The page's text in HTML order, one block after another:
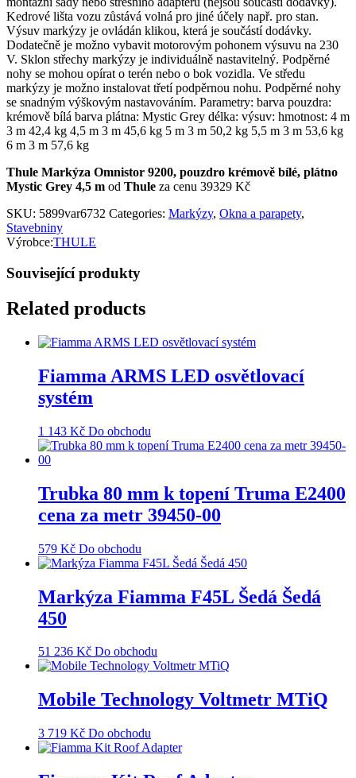
Kedrové lišta vozu zůstává volná pro jiné účely např. pro stan.
Výsuv markýzy je ovládán klikou, která je součástí dodávky.
Dodatečně je možno vybavit motorovým pohonem výsuvu na 230
V. Sklon střechy markýzy je individuálně nastavitelný. Podpěrné
nohy se mohou opírat o terén nebo o bok vozidla. Ve středu
markýzy je možno instalovat třetí podpěrnou nohu. Podpěrné nohy
se snadným výškovým nastavováním. Parametry: barva pouzdra:
krémově bílá barva plátna: Mystic Grey délka: výsuv: hmotnost: 4 m
3 m 42,4 kg 4,5 m 3 m 45,6 kg 5 m 3 m 50,2 kg 5,5 m 3 m 53,6 kg
6 m 3 m 57,6 kg
Thule Markýza Omnistor 9200, pouzdro krémově bílé, plátno
Mystic Grey 4,5 m od Thule za cenu 39329 Kč
SKU: 5899var6732 Categories: Markýzy, Okna a parapety,
Stavebniny
Výrobce:THULE
Související produkty
Related products
Fiamma ARMS LED osvětlovací
systém
1 143 Kč Do obchodu
Trubka 80 mm k topení Truma E2400
cena za metr 39450-00
579 Kč Do obchodu
Markýza Fiamma F45L Šedá Šedá
450
51 236 Kč Do obchodu
Mobile Technology Voltmetr MTiQ
3 719 Kč Do obchodu